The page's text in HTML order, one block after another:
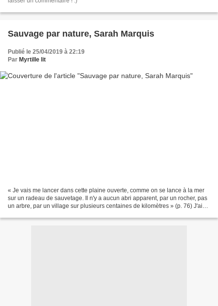
Sauvage par nature, Sarah Marquis
Publié le 25/04/2019 à 22:19
Par Myrtille lit
« Je vais me lancer dans cette plaine ouverte, comme on se lance à la mer
sur un radeau de sauvetage. Il n'y a aucun abri apparent, par un rocher, pas
un arbre, par un village sur plusieurs centaines de kilomètres » (p. 76) J'ai